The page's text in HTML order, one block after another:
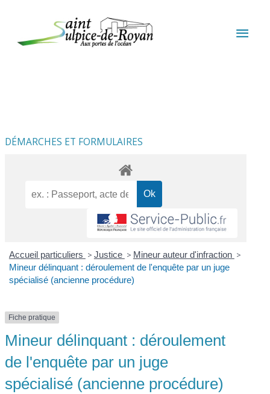
DÉMARCHES ET FORMULAIRES
Accueil particuliers > Justice > Mineur auteur d'infraction >
Mineur délinquant : déroulement de l'enquête par un juge
spécialisé (ancienne procédure)
Fiche pratique
Mineur délinquant : déroulement
de l'enquête par un juge
spécialisé (ancienne procédure)